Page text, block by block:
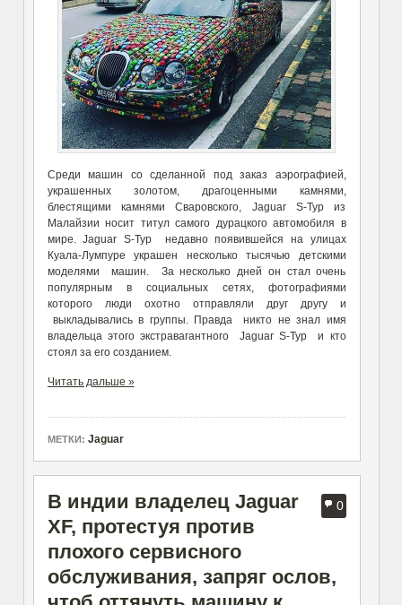
Среди машин со сделанной под заказ аэрографией,
украшенных золотом, драгоценными камнями,
блестящими камнями Сваровского, Jaguar S-Typ из
Малайзии носит титул самого дурацкого автомобиля в
мире. Jaguar S-Typ недавно появившейся на улицах
Куала-Лумпуре украшен несколько тысячью детскими
моделями машин. За несколько дней он стал очень
популярным в социальных сетях, фотографиями
которого люди охотно отправляли друг другу и
выкладывались в группы. Правда никто не знал имя
владельца этого экстравагантного Jaguar S-Typ и кто
стоял за его созданием.
Читать дальше »
МЕТКИ: Jaguar
0
В индии владелец Jaguar
XF, протестуя против
плохого сервисного
обслуживания, запряг ослов,